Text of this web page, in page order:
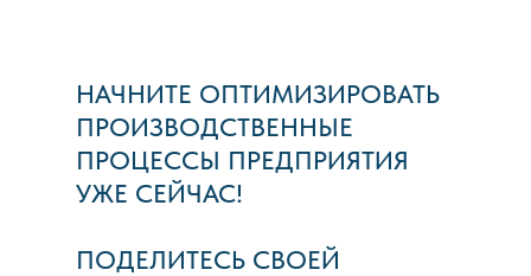
НАЧНИТЕ ОПТИМИЗИРОВАТЬ
ПРОИЗВОДСТВЕННЫЕ
ПРОЦЕССЫ ПРЕДПРИЯТИЯ
УЖЕ СЕЙЧАС!
ПОДЕЛИТЕСЬ СВОЕЙ